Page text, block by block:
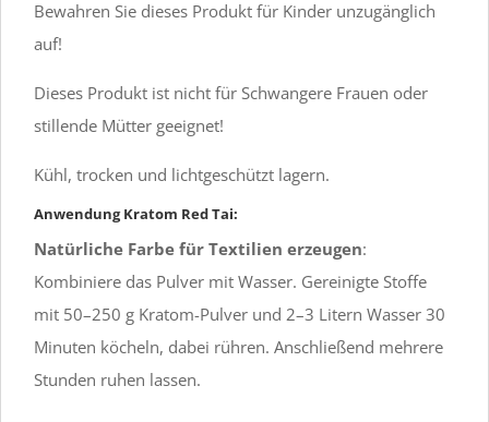
Bewahren Sie dieses Produkt für Kinder unzugänglich
auf!
Dieses Produkt ist nicht für Schwangere Frauen oder
stillende Mütter geeignet!
Kühl, trocken und lichtgeschützt lagern.
Anwendung Kratom Red Tai:
Natürliche Farbe für Textilien erzeugen:
Kombiniere das Pulver mit Wasser. Gereinigte Stoffe
mit 50–250 g Kratom-Pulver und 2–3 Litern Wasser 30
Minuten köcheln, dabei rühren. Anschließend mehrere
Stunden ruhen lassen.